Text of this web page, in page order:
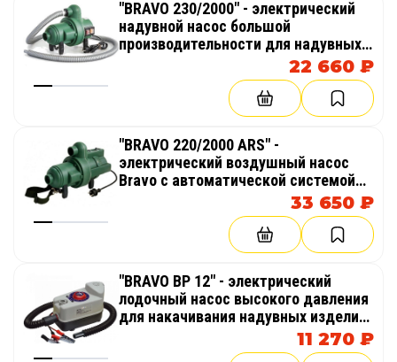
"BRAVO 230/2000" - электрический
надувной насос большой
производительности для надувных
изделий, аттракционов, палаток,
22 660 ₽
"BRAVO 220/2000 ARS" -
электрический воздушный насос
Bravo с автоматической системой
поддержания давления в надувном
изделие, пневмокаркасной палатке
33 650 ₽
"BRAVO BP 12" - электрический
лодочный насос высокого давления
для накачивания надувных изделий
из AirDeck (воздушная палуба), SUP
(гребля на доске стоя)
11 270 ₽